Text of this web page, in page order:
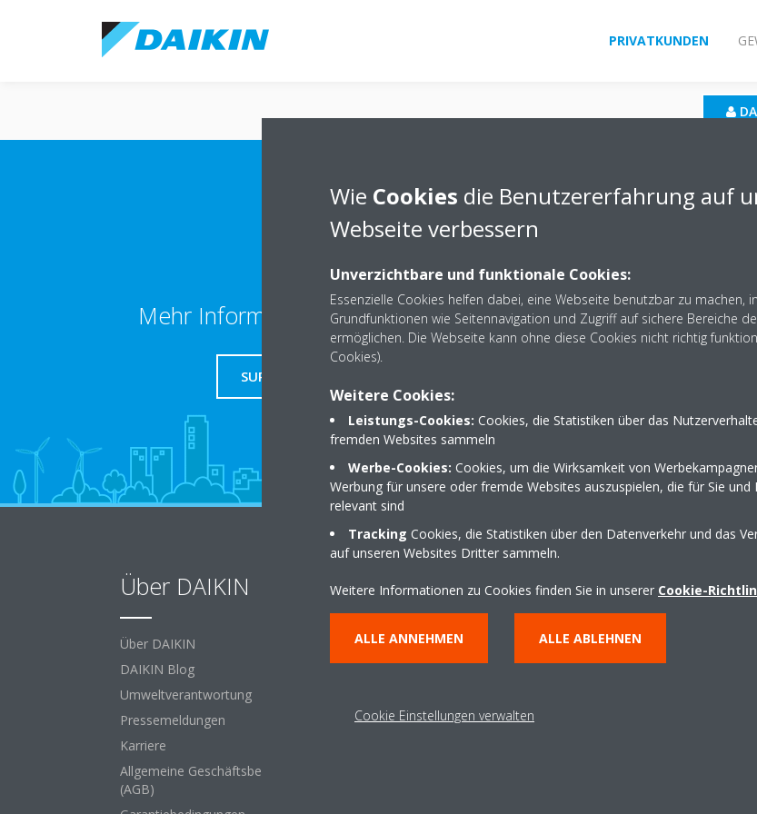
PRIVATKUNDEN
Customer Portal
Mehr Information erhalten
SUPPORT
Über DAIKIN
Über DAIKIN
DAIKIN Blog
Umweltverantwortung
Pressemeldungen
Karriere
Allgemeine Geschäftsbedingungen
(AGB)
Anwendungsbereic
he
Büros und Großgebäude
Kontakt
DAIKIN kontaktieren
Support erhalten
Wie Cookies die Benutzererfahrung auf
Webseite verbessern
Unverzichtbare und funktionale Cookies:
Essenzielle Cookies helfen dabei, eine Webseite benutzbar zu machen,
Grundfunktionen wie Seitennavigation und Zugriff auf sichere Bereiche
ermöglichen. Die Webseite kann ohne diese Cookies nicht richtig
Cookies).
Weitere Cookies:
Leistungs-Cookies: Cookies, die Statistiken über das
fremden Websites sammeln
Werbe-Cookies: Cookies, um die Wirksamkeit von
Werbung für unsere oder fremde Websites auszuspielen, die für Sie und
relevant sind
Tracking Cookies, die Statistiken über den Datenverkehr und das
auf unseren Websites Dritter sammeln.
Weitere Informationen zu Cookies finden Sie in unserer Cookie-
ALLE ANNEHMEN ALLE ABLEHNEN
Cookie Einstellungen verwalten